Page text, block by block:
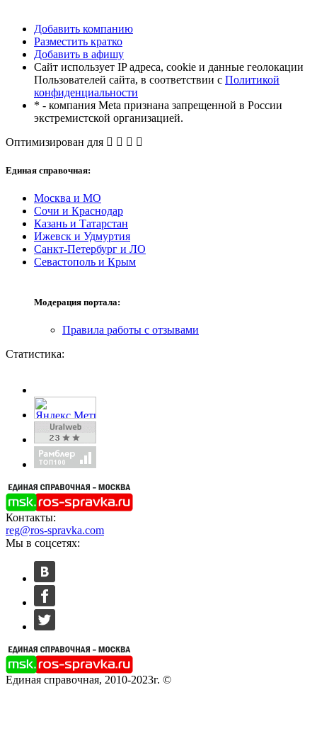
Добавить компанию
Разместить кратко
Добавить в афишу
Сайт использует IP адреса, cookie и данные геолокации
Пользователей сайта, в соответствии с Политикой
конфиденциальности
* - компания Meta признана запрещенной в России
экстремистской организацией.
Оптимизирован для
Единая справочная:
Москва и МО
Сочи и Краснодар
Казань и Татарстан
Ижевск и Удмуртия
Санкт-Петербург и ЛО
Севастополь и Крым
Модерация портала:
Правила работы с отзывами
Статистика:
Контакты:
reg@ros-spravka.com
Мы в соцсетях:
Единая справочная, 2010-2023г. ©